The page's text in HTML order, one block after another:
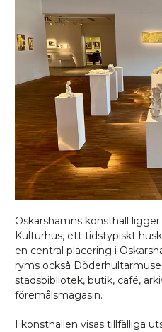
Oskarshamns konsthall
Kulturhus, ett tidstypiskt
en central placering i
ryms också
stadsbibliotek, butik, café,
föremålsmagasin.
I konsthallen visas tillfälliga